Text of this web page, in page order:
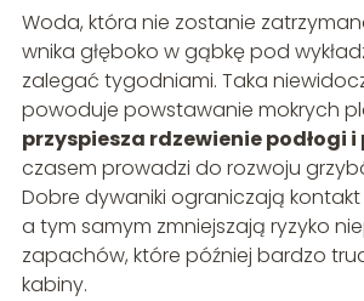
Woda, która nie zostanie
wnika głęboko w gąbkę pod
zalegać tygodniami. Taka
powoduje powstawanie mokrych
przyspiesza rdzewienie podłogi
czasem prowadzi do rozwoju
Dobre dywaniki ograniczają
a tym samym zmniejszają ryzyko
zapachów, które później bardzo
kabiny.